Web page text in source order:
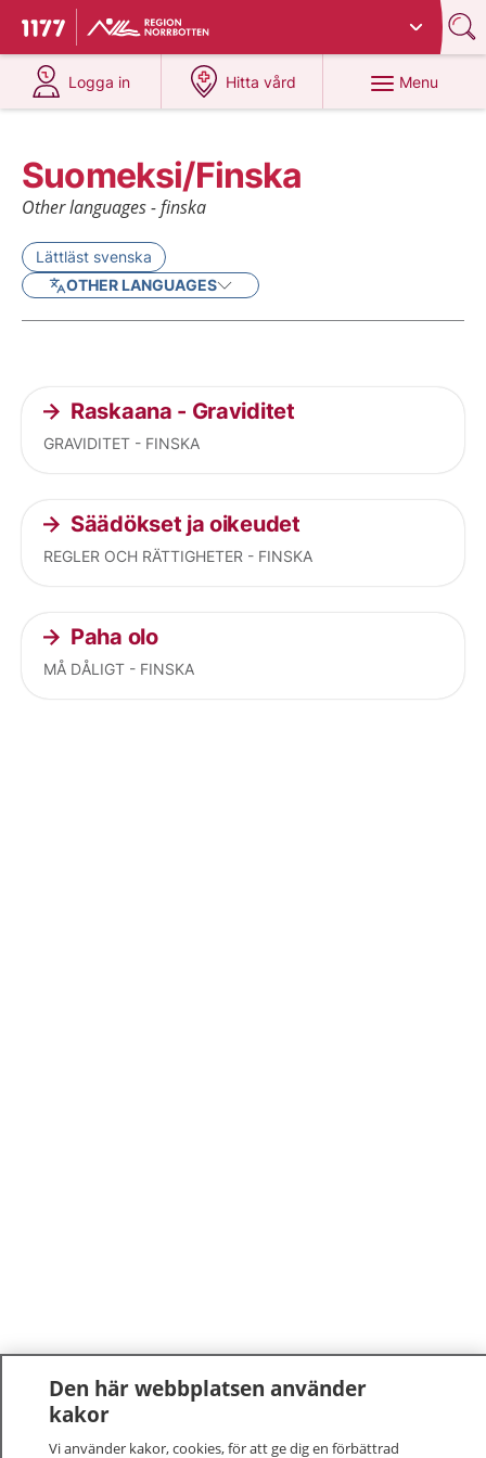
To start page for 1177
Du har valt region
Logga in
at 1177.se
Hitta vård
at 1177.se
Menu
Suomeksi/Finska
Other languages - finska
Lättläst svenska
OTHER LANGUAGES
Current articles
Raskaana - Graviditet
GRAVIDITET - FINSKA
Säädökset ja oikeudet
REGLER OCH RÄTTIGHETER - FINSKA
Paha olo
MÅ DÅLIGT - FINSKA
Den här webbplatsen använder
kakor
Vi använder kakor, cookies, för att ge dig en förbättrad